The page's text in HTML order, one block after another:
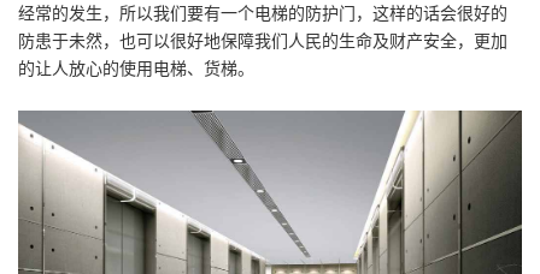
经常的发生，所以我们要有一个电梯的防护门，这样的话会很好的
防患于未然，也可以很好地保障我们人民的生命及财产安全，更加
的让人放心的使用电梯、货梯。